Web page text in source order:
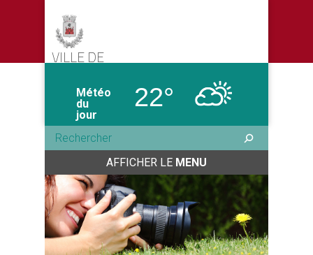
VILLE DE
Météo
du
jour
22°
AFFICHER LE MENU